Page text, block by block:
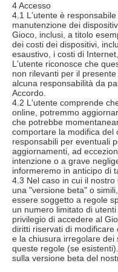
4 Accesso
4.1 L'utente è
manutenzione dei
Gioco, inclusi, a titolo
dei costi dei dispositivi,
esaustivo, i costi di
L'utente riconosce che
non rilevanti per il
alcuna responsabilità da
Accordo.
4.2 L'utente comprende
online, potremmo
che potrebbe
comportare la modifica del
responsabili per eventuali
aggiornamenti, ad
intenzione o a grave
informeremo in anticipo di
4.3 Nel caso in cui il
una "versione beta" o
essere soggetto a regole
un numero limitato di
privilegio di accedere al
diritti riservati di modificare
e la chiusura irregolare
queste regole (se
sulla versione beta del